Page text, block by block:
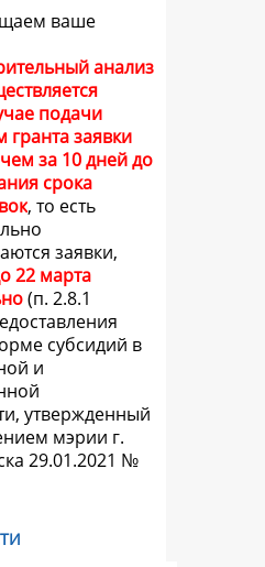
ваше
анализ
подачи
гранта заявки
за 10 дней до
срока
, то есть
заявки,
22 марта
(п. 2.8.1
субсидий в
и
утвержденный
мэрии г.
29.01.2021 №